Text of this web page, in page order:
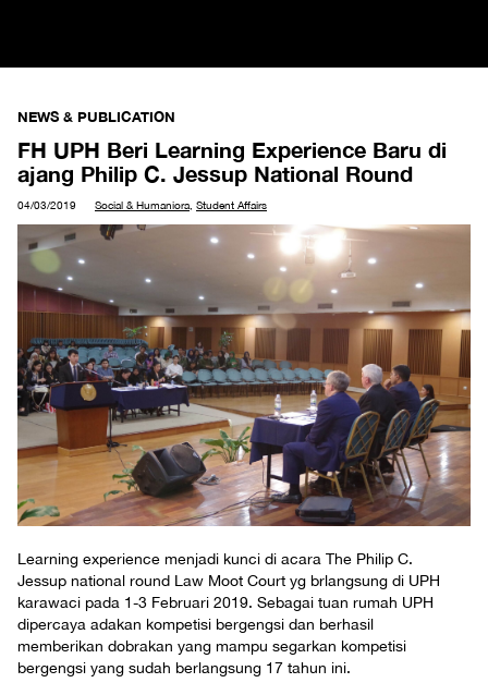
NEWS & PUBLICATION
FH UPH Beri Learning Experience Baru di
ajang Philip C. Jessup National Round
04/03/2019 Social & Humaniora Student Affairs
Learning experience menjadi kunci di acara The Philip C.
Jessup national round Law Moot Court yg brlangsung di UPH
karawaci pada 1-3 Februari 2019. Sebagai tuan rumah UPH
dipercaya adakan kompetisi bergengsi dan berhasil
memberikan dobrakan yang mampu segarkan kompetisi
bergengsi yang sudah berlangsung 17 tahun ini.